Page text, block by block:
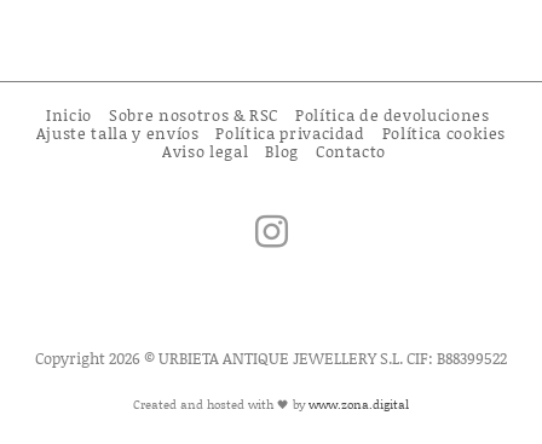
Inicio Sobre nosotros & RSC
Política de devoluciones
Ajuste talla y envíos
Política privacidad
Política cookies
Aviso legal
Blog Contacto
Copyright 2026 © URBIETA ANTIQUE JEWELLERY S.L. CIF: B88399522
Created and hosted with 🖤 bywww.zona.digital